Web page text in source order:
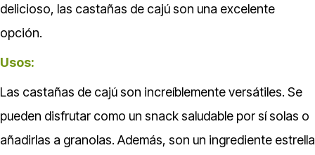
delicioso, las castañas de cajú son una excelente
opción.
Usos:
Las castañas de cajú son increíblemente versátiles. Se
pueden disfrutar como un snack saludable por sí solas o
añadirlas a granolas. Además, son un ingrediente estrella